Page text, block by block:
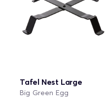
Tafel Nest Large
Big Green Egg